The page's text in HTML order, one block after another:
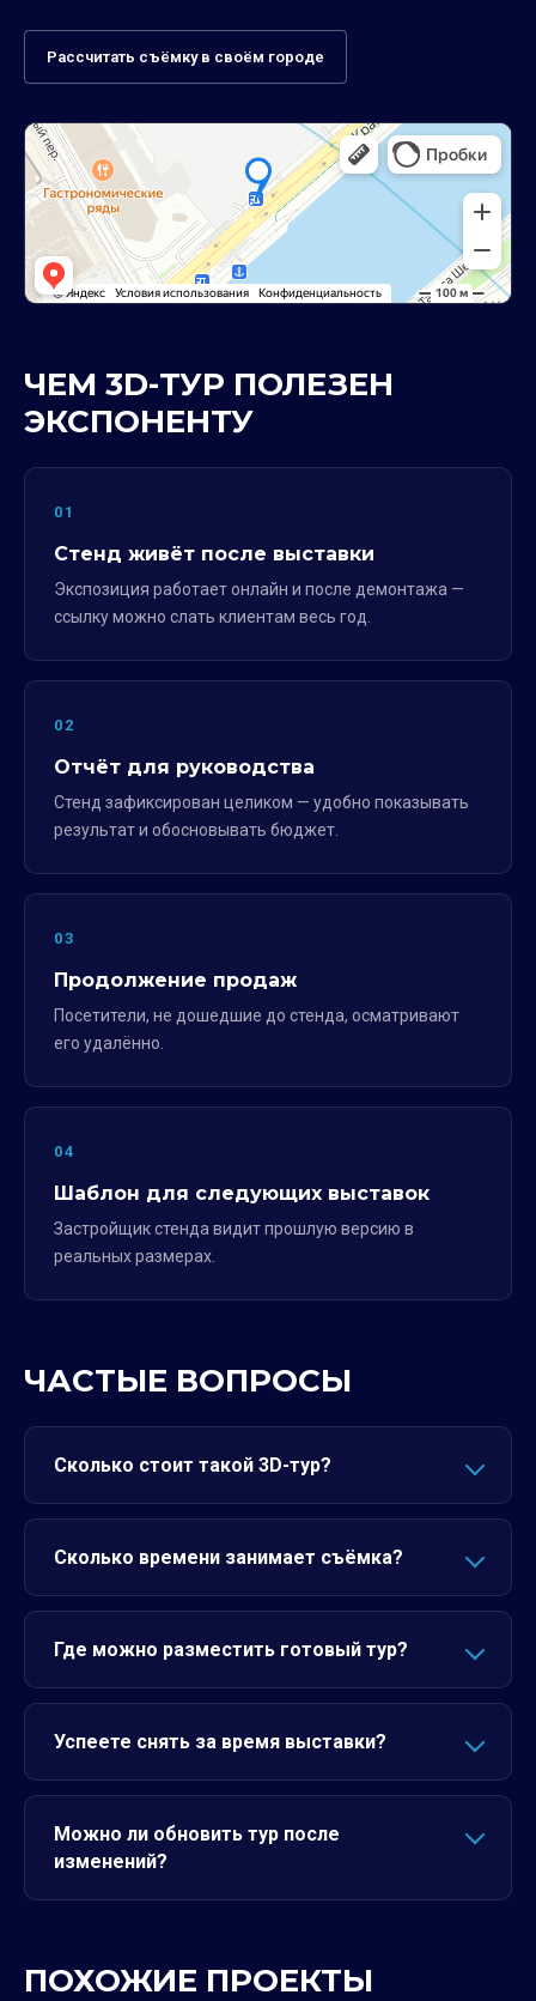
Рассчитать съёмку в своём городе
ЧЕМ 3D-ТУР ПОЛЕЗЕН
ЭКСПОНЕНТУ
01
Стенд живёт после выставки
Экспозиция работает онлайн и после демонтажа —
ссылку можно слать клиентам весь год.
02
Отчёт для руководства
Стенд зафиксирован целиком — удобно показывать
результат и обосновывать бюджет.
03
Продолжение продаж
Посетители, не дошедшие до стенда, осматривают
его удалённо.
04
Шаблон для следующих выставок
Застройщик стенда видит прошлую версию в
реальных размерах.
ЧАСТЫЕ ВОПРОСЫ
Сколько стоит такой 3D-тур?
Сколько времени занимает съёмка?
Где можно разместить готовый тур?
Успеете снять за время выставки?
Можно ли обновить тур после
изменений?
ПОХОЖИЕ ПРОЕКТЫ